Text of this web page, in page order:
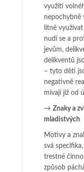
využití
nepochybně
lit­ně
nudí se a
jevům,
delikventů
– tyto děti
negativně
mívají již od
→ Znaky a
mladistvých
Motivy a
svá
trestné
způsob